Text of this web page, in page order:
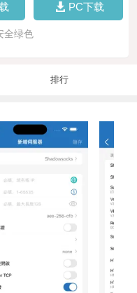
PC下载
全绿色
排行